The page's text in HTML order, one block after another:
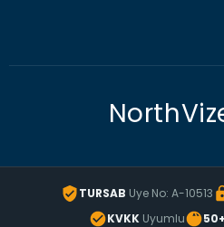
TURSAB Uye No: A-10513
KVKK Uyumlu 50+